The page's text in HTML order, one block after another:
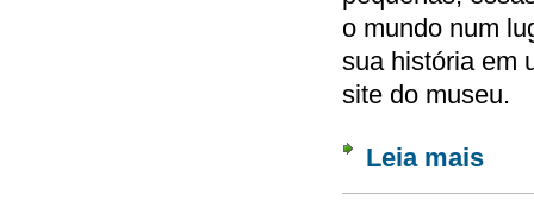
o mundo num
sua história em
site do museu.
Leia mais